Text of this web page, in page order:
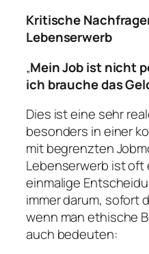
Kritische
Lebenserwerb
„Mein Job ist nicht
ich brauche das
Dies ist eine sehr
besonders in einer
mit begrenzten
Lebenserwerb ist oft
einmalige
immer darum, sofort
wenn man ethische
auch bedeuten: